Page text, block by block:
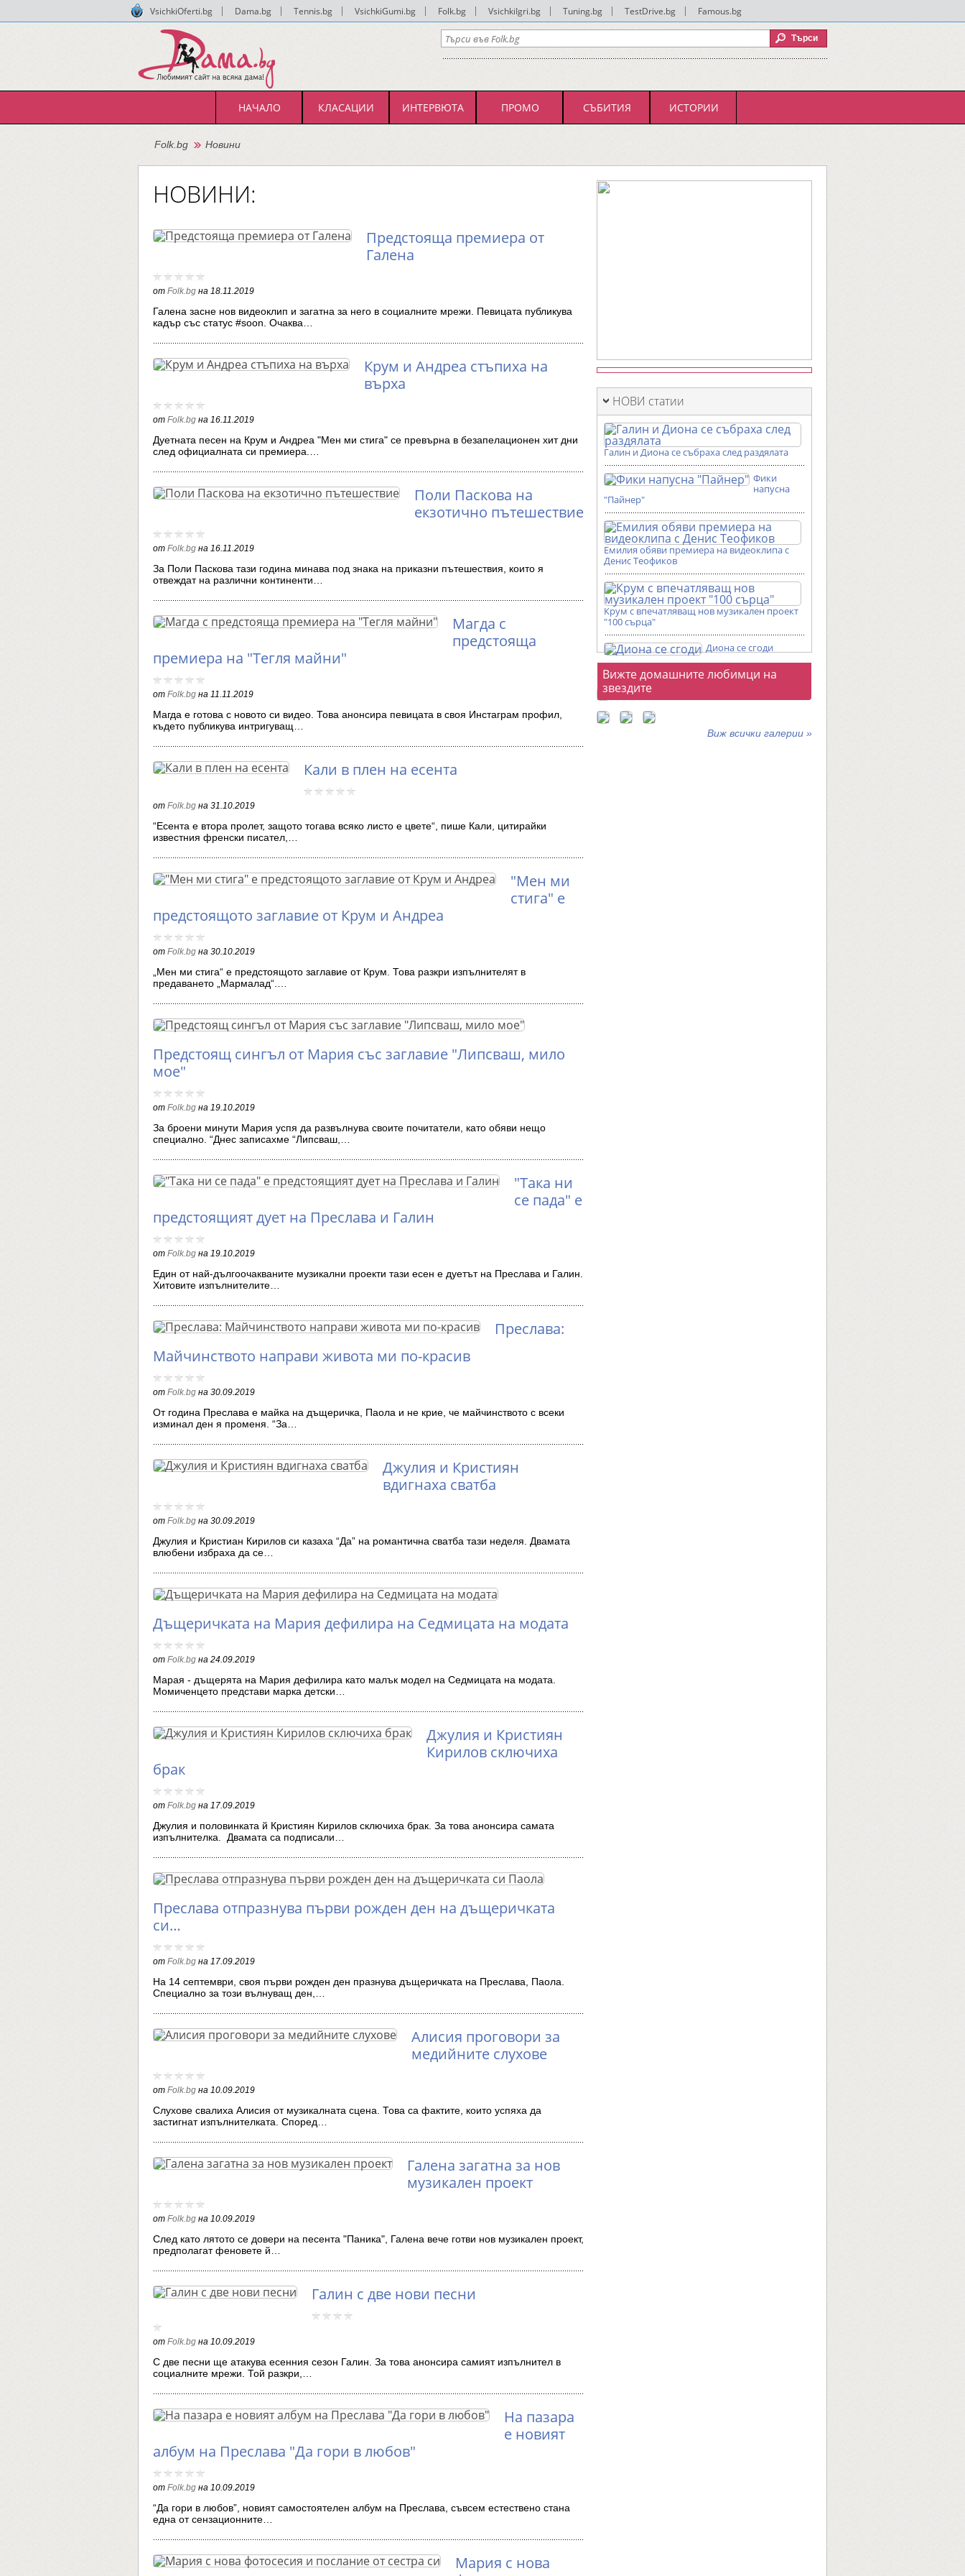
VsichkiOferti.bg Dama.bg Tennis.bg VsichkiGumi.bg Folk.bg VsichkiIgri.bg Tuning.bg TestDrive.bg Famous.bg
НАЧАЛО КЛАСАЦИИ ИНТЕРВЮТА ПРОМО СЪБИТИЯ ИСТОРИИ
Folk.bg Новини
НОВИНИ:
Предстояща премиера от
Галена
от Folk.bg на 18.11.2019
Галена засне нов видеоклип и загатна за него в социалните мрежи. Певицата публикува
кадър със статус #soon. Очаква…
Крум и Андреа стъпиха на
върха
от Folk.bg на 16.11.2019
Дуетната песен на Крум и Андреа "Мен ми стига" се превърна в безапелационен хит дни
след официалната си премиера.…
Поли Паскова на
екзотично пътешествие
от Folk.bg на 16.11.2019
За Поли Паскова тази година минава под знака на приказни пътешествия, които я
отвеждат на различни континенти…
Магда с
предстояща
премиера на "Тегля майни"
от Folk.bg на 11.11.2019
Магда е готова с новото си видео. Това анонсира певицата в своя Инстаграм профил,
където публикува интригуващ…
Кали в плен на есента
от Folk.bg на 31.10.2019
“Есента е втора пролет, защото тогава всяко листо е цвете“, пише Кали, цитирайки
известния френски писател,…
"Мен ми
стига" е
предстоящото заглавие от Крум и Андреа
от Folk.bg на 30.10.2019
„Мен ми стига“ е предстоящото заглавие от Крум. Това разкри изпълнителят в
предаването „Мармалад“.…
Предстоящ сингъл от Мария със заглавие "Липсваш, мило
мое"
от Folk.bg на 19.10.2019
За броени минути Мария успя да развълнува своите почитатели, като обяви нещо
специално. “Днес записахме “Липсваш,…
"Така ни
се пада" е
предстоящият дует на Преслава и Галин
от Folk.bg на 19.10.2019
Един от най-дългоочакваните музикални проекти тази есен е дуетът на Преслава и Галин.
Хитовите изпълнителите…
Преслава:
Майчинството направи живота ми по-красив
от Folk.bg на 30.09.2019
От година Преслава е майка на дъщеричка, Паола и не крие, че майчинството с всеки
изминал ден я променя. “За…
Джулия и Кристиян
вдигнаха сватба
от Folk.bg на 30.09.2019
Джулия и Кристиан Кирилов си казаха “Да” на романтична сватба тази неделя. Двамата
влюбени избраха да се…
Дъщеричката на Мария дефилира на Седмицата на модата
от Folk.bg на 24.09.2019
Марая - дъщерята на Мария дефилира като малък модел на Седмицата на модата.
Момиченцето представи марка детски…
Джулия и Кристиян
Кирилов сключиха
брак
от Folk.bg на 17.09.2019
Джулия и половинката й Кристиян Кирилов сключиха брак. За това анонсира самата
изпълнителка. Двамата са подписали…
Преслава отпразнува първи рожден ден на дъщеричката
си…
от Folk.bg на 17.09.2019
На 14 септември, своя първи рожден ден празнува дъщеричката на Преслава, Паола.
Специално за този вълнуващ ден,…
Алисия проговори за
медийните слухове
от Folk.bg на 10.09.2019
Слухове свалиха Алисия от музикалната сцена. Това са фактите, които успяха да
застигнат изпълнителката. Според…
Галена загатна за нов
музикален проект
от Folk.bg на 10.09.2019
След като лятото се довери на песента "Паника", Галена вече готви нов музикален проект,
предполагат феновете й…
Галин с две нови песни
от Folk.bg на 10.09.2019
С две песни ще атакува есенния сезон Галин. За това анонсира самият изпълнител в
социалните мрежи. Той разкри,…
На пазара
е новият
албум на Преслава "Да гори в любов"
от Folk.bg на 10.09.2019
“Да гори в любов”, новият самостоятелен албум на Преслава, съвсем естествено стана
една от сензационните…
Мария с нова
НОВИ статии
Галин и Диона се събраха след раздялата
Фики
напусна
"Пайнер"
Емилия обяви премиера на видеоклипа с
Денис Теофиков
Крум с впечатляващ нов музикален проект
"100 сърца"
Диона се сгоди
Фотогалерии
Вижте домашните любимци на
звездите
Виж всички галерии »